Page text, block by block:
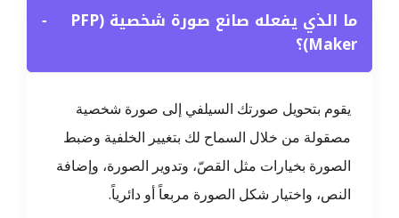
ما الذي يفعله صانع صورة شخصية (PFP
Maker)؟
−
يقوم بتحويل صورتك السيلفي إلى صورة شخصية
مصقولة من خلال السماح لك بتغيير الخلفية وضبط
الصورة بخيارات مثل القصّ، وتدوير الصورة، وإضافة
النص، واختيار شكل الصورة مربعاً أو دائرياً.